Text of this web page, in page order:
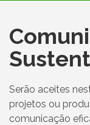
Serão aceites
projetos ou
comunicação